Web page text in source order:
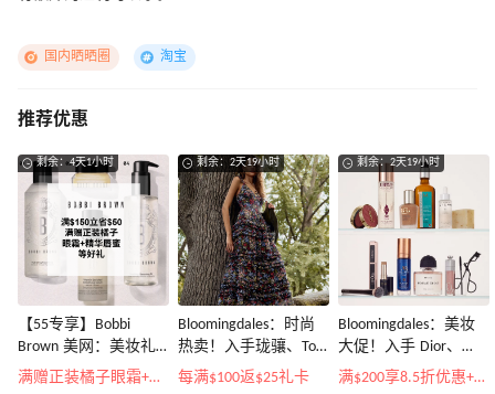
国内晒晒圈 淘宝
推荐优惠
剩余：4天1小时
【55专享】Bobbi
Brown 美网：美妆礼
遇！满$150立省$50
满赠正装橘子眼霜+精华唇蜜等好礼
剩余：2天19小时
Bloomingdales：时尚
热卖！入手珑骧、Tory
Burch、拉夫劳伦等
每满$100返$25礼卡
剩余：2天19小时
Bloomingdales：美妆
大促！入手 Dior、
Prada、TF 等
满$200享8.5折优惠+部分送好礼